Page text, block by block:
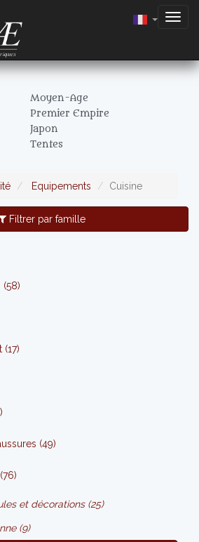
Moyen-Age
Premier Empire
Japon
Tentes
Equipements Cuisine
Filtrer par famille
(58)
(17)
(49)
et décorations (25)
(9)